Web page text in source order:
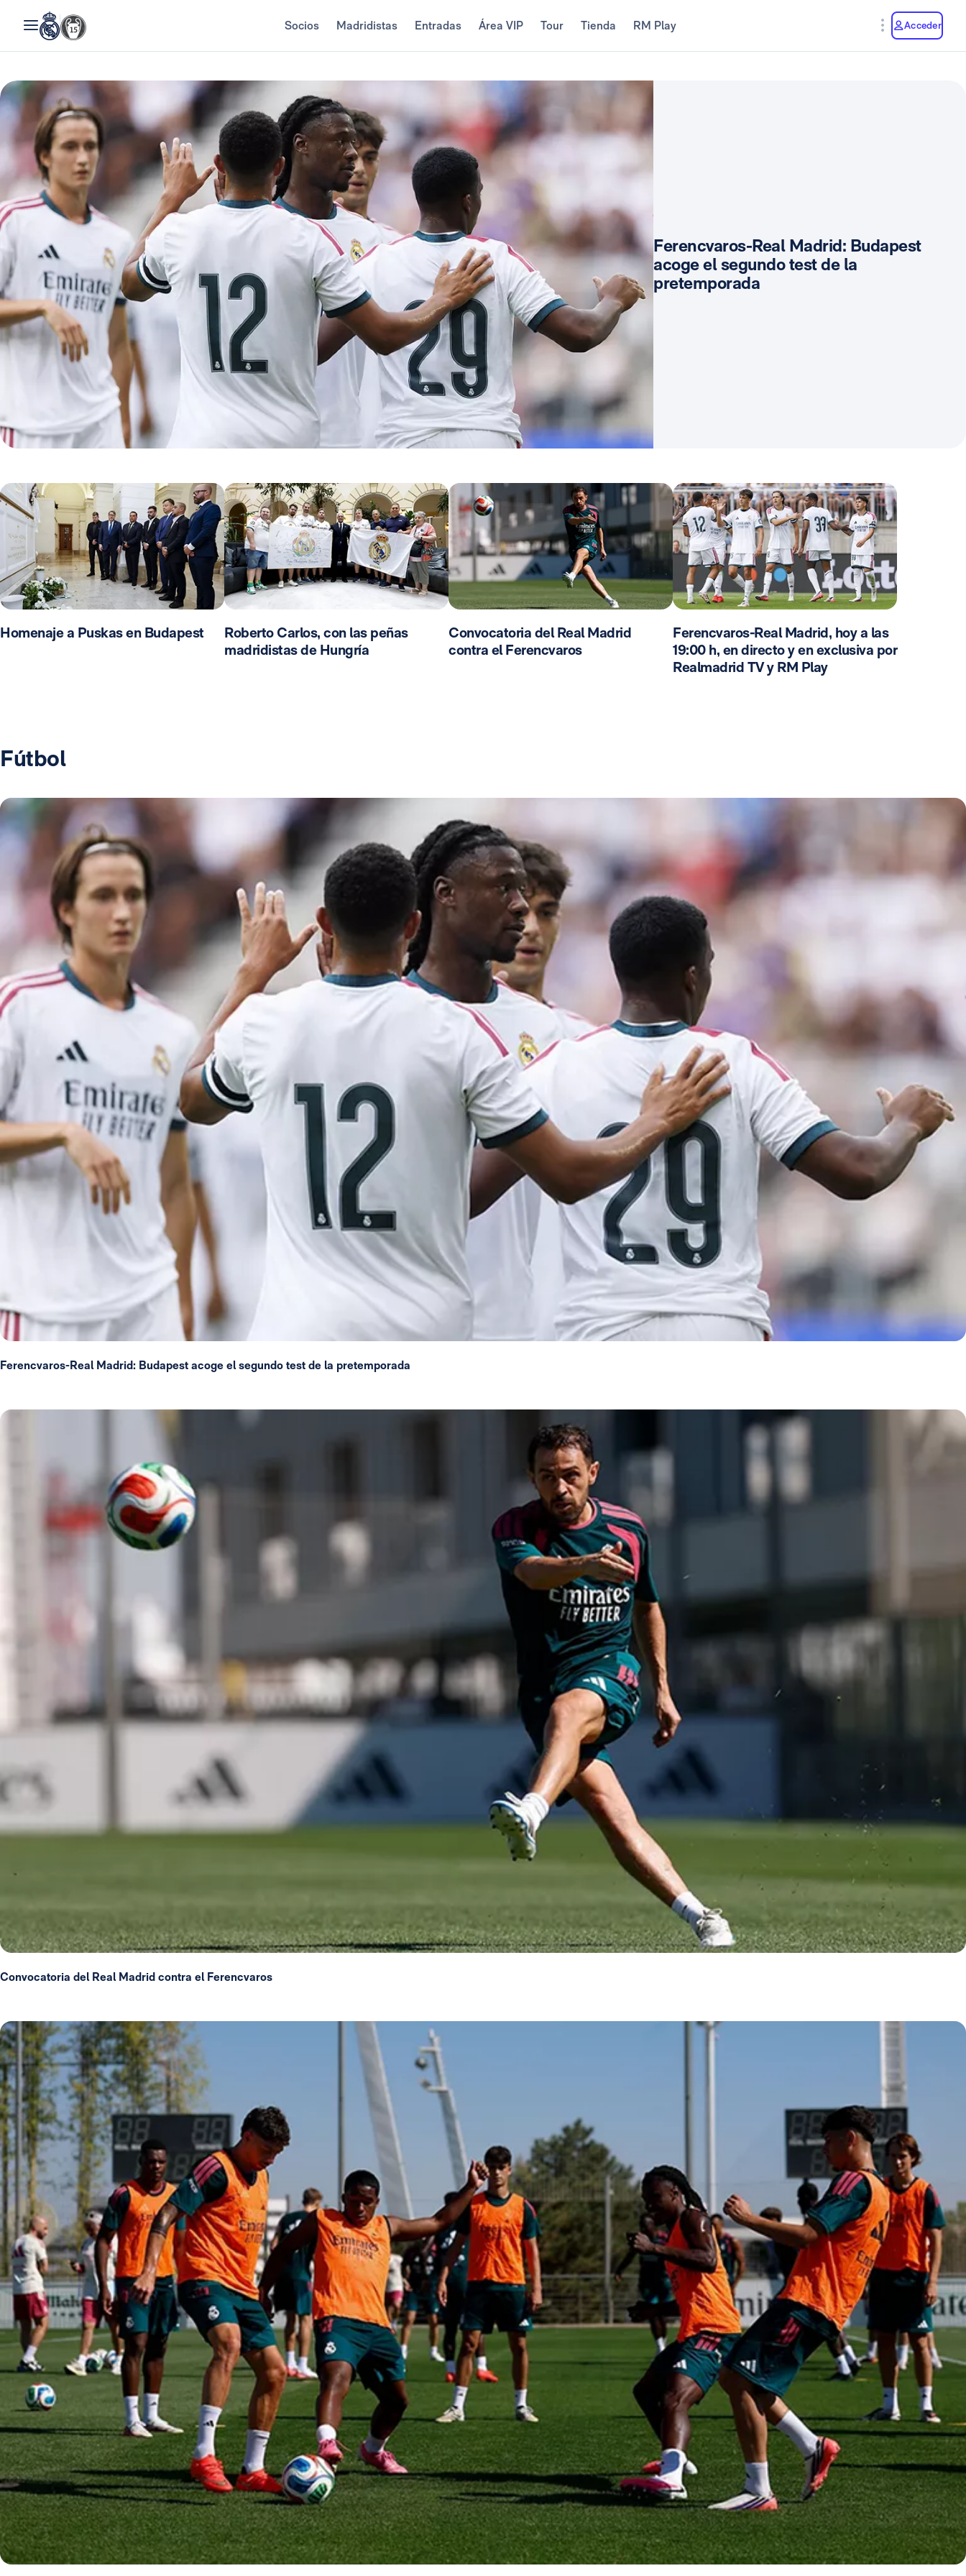
Socios Madridistas Entradas Área VIP Tour Tienda RM Play Acceder
Ferencvaros-Real Madrid: Budapest
acoge el segundo test de la
pretemporada
Homenaje a Puskas en Budapest
Roberto Carlos, con las peñas
madridistas de Hungría
Convocatoria del Real Madrid
contra el Ferencvaros
Ferencvaros-Real Madrid, hoy a las
19:00 h, en directo y en exclusiva por
Realmadrid TV y RM Play
Fútbol
Ferencvaros-Real Madrid: Budapest acoge el segundo test de la pretemporada
Convocatoria del Real Madrid contra el Ferencvaros